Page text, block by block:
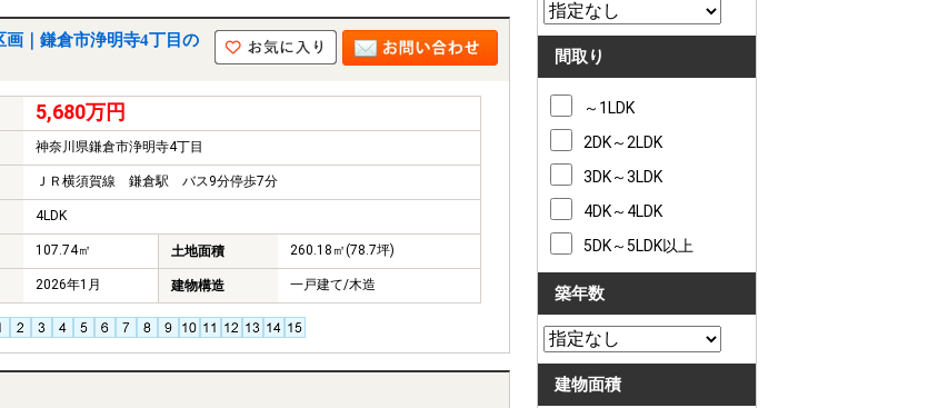
｜鎌倉市浄明寺4丁目の
5,680万円
神奈川県鎌倉市浄明寺4丁目
ＪＲ横須賀線 鎌倉駅 バス9分停歩7分
4LDK
107.74㎡ 土地面積 260.18㎡(78.7坪)
2026年1月 建物構造 一戸建て/木造
間取り
～1LDK
2DK～2LDK
3DK～3LDK
4DK～4LDK
5DK～5LDK以上
築年数
建物面積